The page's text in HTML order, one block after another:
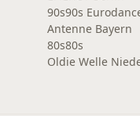
90s90s
Antenne Bayern
80s80s
Oldie Welle